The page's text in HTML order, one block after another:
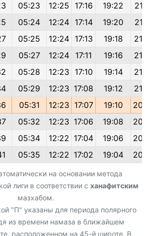
05:23 12:25 17:16 19:22
05:24 12:24 17:14 19:20
05:25 12:24 17:13 19:18
05:27 12:24 17:11 19:16
05:28 12:23 17:10 19:14
05:29 12:23 17:08 19:12
05:31 12:23 17:07 19:10
05:32 12:23 17:06 19:08
05:34 12:22 17:04 19:06
05:35 12:22 17:02 19:04
на основании метода
лиги в соответствии с ханафитским
мазхабом.
"П" указаны для периода полярного
из времени намаза в ближайшем
расположенном на 45-й широте. В